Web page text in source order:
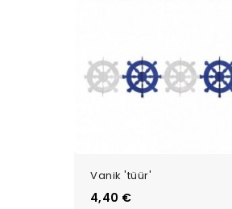
Vanik 'tüür'
Цена
4,40 €